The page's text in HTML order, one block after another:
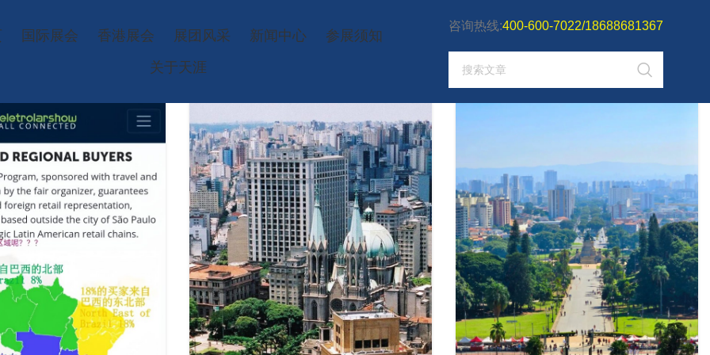
国际展会 香港展会 展团风采 新闻中心
参展须知
关于天涯
咨询热线:400-600-7022/18688681367